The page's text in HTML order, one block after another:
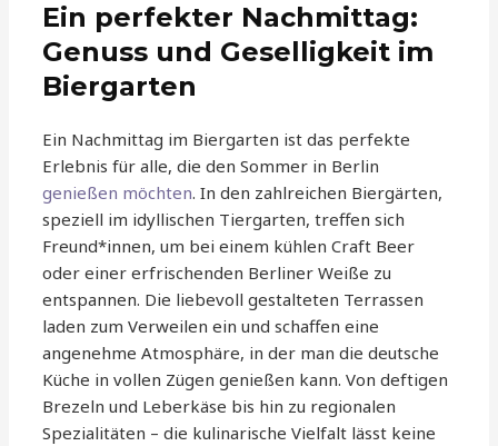
Ein perfekter Nachmittag:
Genuss und Geselligkeit im
Biergarten
Ein Nachmittag im Biergarten ist das perfekte
Erlebnis für alle, die den Sommer in Berlin
genießen möchten. In den zahlreichen Biergärten,
speziell im idyllischen Tiergarten, treffen sich
Freund*innen, um bei einem kühlen Craft Beer
oder einer erfrischenden Berliner Weiße zu
entspannen. Die liebevoll gestalteten Terrassen
laden zum Verweilen ein und schaffen eine
angenehme Atmosphäre, in der man die deutsche
Küche in vollen Zügen genießen kann. Von deftigen
Brezeln und Leberkäse bis hin zu regionalen
Spezialitäten – die kulinarische Vielfalt lässt keine